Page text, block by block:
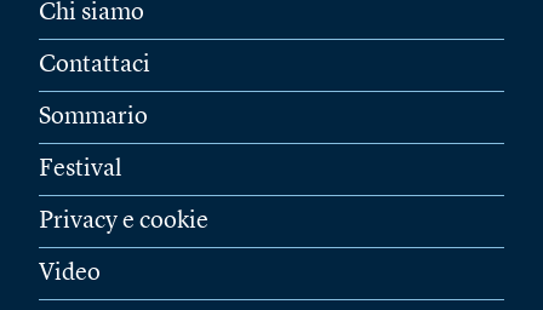
Chi siamo
Contattaci
Sommario
Festival
Privacy e cookie
Video